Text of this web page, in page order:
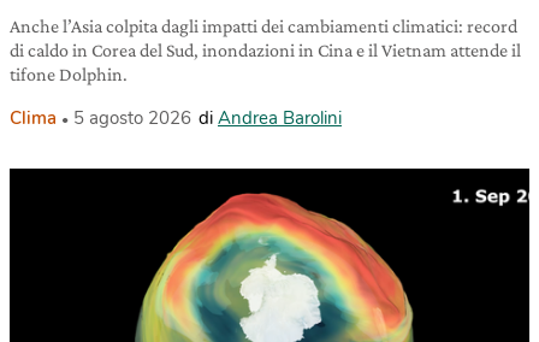
Anche l’Asia colpita dagli impatti dei cambiamenti climatici: record
di caldo in Corea del Sud, inondazioni in Cina e il Vietnam attende il
tifone Dolphin.
Clima 5 agosto 2026 di Andrea Barolini